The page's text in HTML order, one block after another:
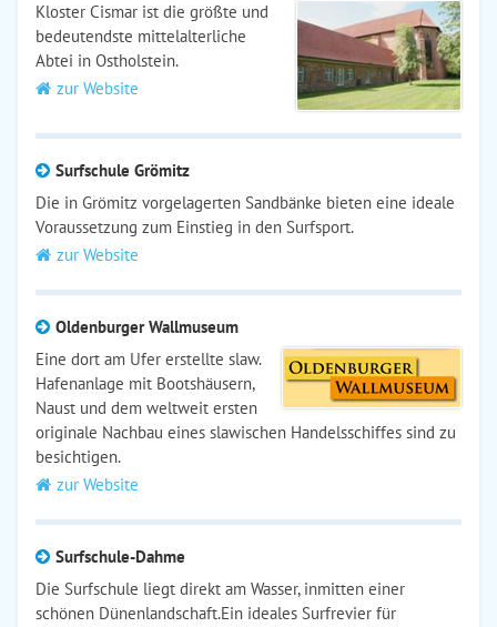
Kloster Cismar ist die größte und
bedeutendste mittelalterliche
Abtei in Ostholstein.
zur Website
Surfschule Grömitz
Die in Grömitz vorgelagerten Sandbänke bieten eine ideale
Voraussetzung zum Einstieg in den Surfsport.
zur Website
Oldenburger Wallmuseum
Eine dort am Ufer erstellte slaw.
Hafenanlage mit Bootshäusern,
Naust und dem weltweit ersten
originale Nachbau eines slawischen Handelsschiffes sind zu
besichtigen.
zur Website
Surfschule-Dahme
Die Surfschule liegt direkt am Wasser, inmitten einer
schönen Dünenlandschaft.Ein ideales Surfrevier für